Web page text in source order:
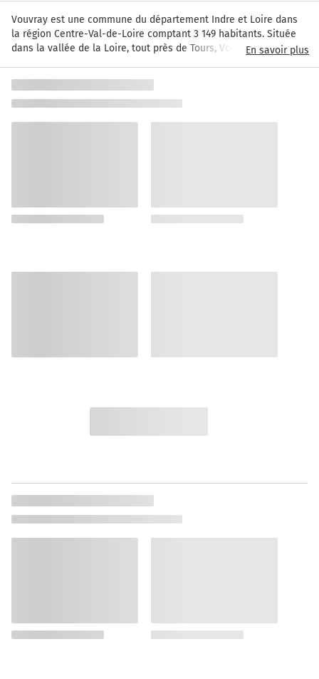
Vouvray est une commune du département Indre et Loire dans
la région Centre-Val-de-Loire comptant 3 149 habitants. Située
dans la vallée de la Loire, tout près de Tours, Vouvray est
d’Appellation d’Origine Controlée.
En savoir plus